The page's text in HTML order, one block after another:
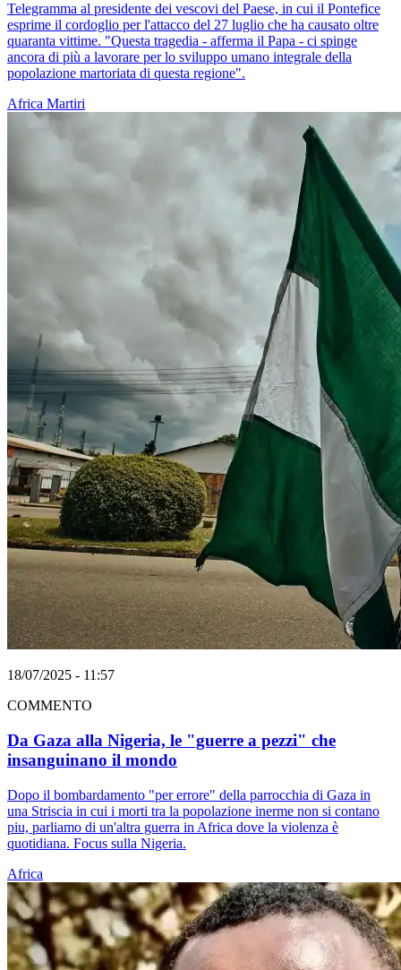
Telegramma al presidente dei vescovi del Paese, in cui il Pontefice
esprime il cordoglio per l'attacco del 27 luglio che ha causato oltre
quaranta vittime. "Questa tragedia - afferma il Papa - ci spinge
ancora di più a lavorare per lo sviluppo umano integrale della
popolazione martoriata di questa regione".
Africa Martiri
18/07/2025 - 11:57
COMMENTO
Da Gaza alla Nigeria, le "guerre a pezzi" che
insanguinano il mondo
Dopo il bombardamento "per errore" della parrocchia di Gaza in
una Striscia in cui i morti tra la popolazione inerme non si contano
piu, parliamo di un'altra guerra in Africa dove la violenza è
quotidiana. Focus sulla Nigeria.
Africa